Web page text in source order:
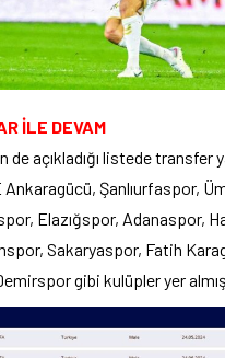
İLE DEVAM
de açıkladığı listede transfer
Ankaragücü, Şanlıurfaspor,
Elazığspor, Adanaspor,
Sakaryaspor, Fatih
gibi kulüpler yer